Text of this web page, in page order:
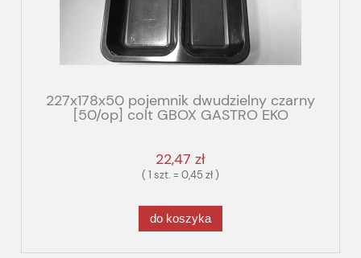
227x178x50 pojemnik dwudzielny czarny
[50/op] colt GBOX GASTRO EKO
22,47 zł
( 1 szt. = 0,45 zł )
do koszyka